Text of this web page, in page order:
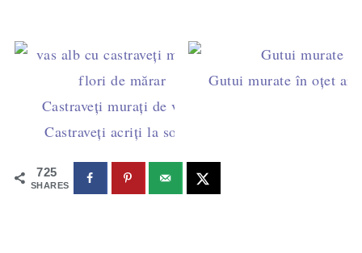
Castraveți murați de vară.
Castraveți acriți la soare.
Gutui murate în oțet
725
SHARES